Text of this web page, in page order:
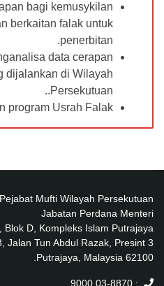
bagi kemusykilan
berkaitan falak untuk
penerbitan.
data cerapan
dijalankan di Wilayah
Persekutuan..
program Usrah Falak.
Pejabat Mufti Wilayah Persekutuan
Jabatan Perdana Menteri
Blok D, Kompleks Islam Putrajaya
Jalan Tun Abdul Razak, Presint 3
62100 Putrajaya, Malaysia.
: 03-8870 9000